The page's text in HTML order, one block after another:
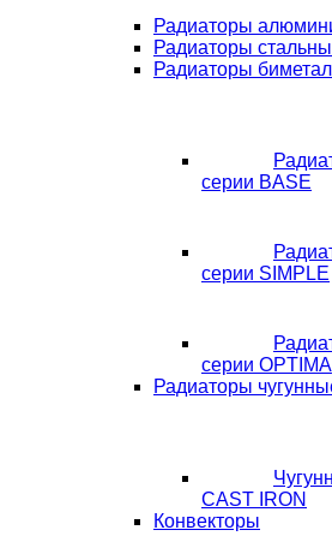
Радиаторы
Радиаторы
Радиаторы
серии BASE
серии SIMPLE
серии OPTIMA
Радиаторы
CAST IRON
Конвекторы